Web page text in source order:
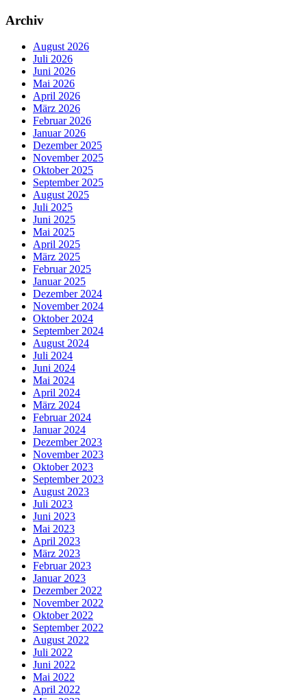
Archiv
August 2026
Juli 2026
Juni 2026
Mai 2026
April 2026
März 2026
Februar 2026
Januar 2026
Dezember 2025
November 2025
Oktober 2025
September 2025
August 2025
Juli 2025
Juni 2025
Mai 2025
April 2025
März 2025
Februar 2025
Januar 2025
Dezember 2024
November 2024
Oktober 2024
September 2024
August 2024
Juli 2024
Juni 2024
Mai 2024
April 2024
März 2024
Februar 2024
Januar 2024
Dezember 2023
November 2023
Oktober 2023
September 2023
August 2023
Juli 2023
Juni 2023
Mai 2023
April 2023
März 2023
Februar 2023
Januar 2023
Dezember 2022
November 2022
Oktober 2022
September 2022
August 2022
Juli 2022
Juni 2022
Mai 2022
April 2022